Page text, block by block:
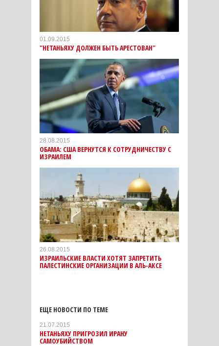
01.09.2015
"НЕТАНЬЯХУ ДОЛЖЕН БЫТЬ АРЕСТОВАН"
28.08.2015
ОБАМА: США ВЕРНУТСЯ К СОТРУДНИЧЕСТВУ С
ИЗРАИЛЕМ
26.08.2015
ИЗРАИЛЬСКИЕ ВЛАСТИ ХОТЯТ ЗАПРЕТИТЬ
ПАЛЕСТИНСКИЕ ОРГАНИЗАЦИИ В АЛЬ-АКСЕ
ЕЩЕ НОВОСТИ ПО ТЕМЕ
21.07.2015
НЕТАНЬЯХУ ПРИГРОЗИЛ ИРАНУ
САМОУБИЙСТВОМ